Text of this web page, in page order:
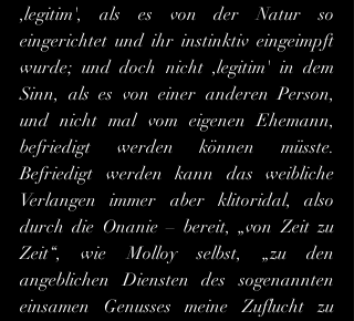
,legitim', als es von der Natur so
eingerichtet und ihr instinktiv eingeimpft
wurde; und doch nicht ,legitim' in dem
Sinn, als es von einer anderen Person,
und nicht mal vom eigenen Ehemann,
befriedigt werden können müsste.
Befriedigt werden kann das weibliche
Verlangen immer aber klitoridal, also
durch die Onanie – bereit, „von Zeit zu
Zeit“, wie Molloy selbst, „zu den
angeblichen Diensten des sogenannten
einsamen Genusses meine Zuflucht zu